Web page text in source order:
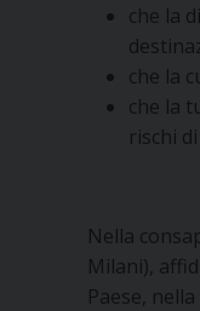
che la
che la
che la
rischi
Nella
Milani),
Paese,